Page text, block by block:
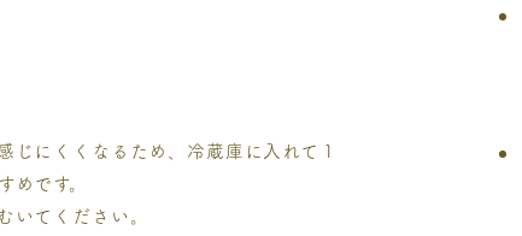
にくくなるため、冷蔵庫に入れて１
です。
いてください。